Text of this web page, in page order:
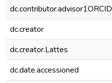
dc.contributor.advisor1ORCID
dc.creator
dc.creator.Lattes
dc.date.accessioned